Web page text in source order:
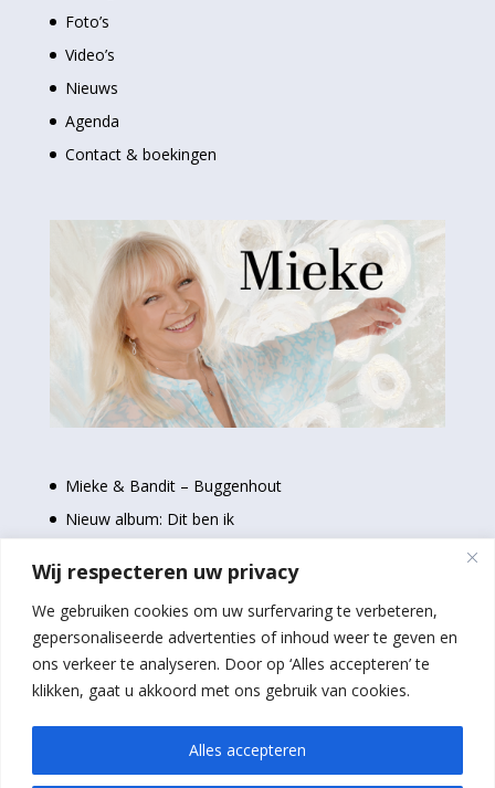
Wij respecteren uw privacy
We gebruiken cookies om uw surfervaring te verbeteren,
gepersonaliseerde advertenties of inhoud weer te geven en
ons verkeer te analyseren. Door op ‘Alles accepteren’ te
klikken, gaat u akkoord met ons gebruik van cookies.
Alles accepteren
Foto’s
Video’s
Nieuws
Agenda
Contact & boekingen
Mieke & Bandit – Buggenhout
Nieuw album: Dit ben ik
Stem nu voor de Loftrompetten 2024
Schilderijen Mieke bij Baloe’s in Geel